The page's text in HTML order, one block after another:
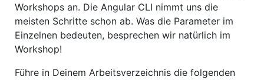
Workshops an. Die Angular CLI nimmt uns die
meisten Schritte schon ab. Was die Parameter im
Einzelnen bedeuten, besprechen wir natürlich im
Workshop!
Führe in Deinem Arbeitsverzeichnis die folgenden